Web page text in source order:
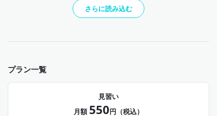
さらに読み込む
プラン一覧
見習い
月額 550円（税込）